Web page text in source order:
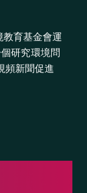
教育基金會運
研究環境問
頻新聞促進